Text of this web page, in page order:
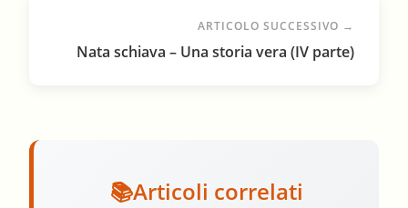
ARTICOLO SUCCESSIVO →
Nata schiava – Una storia vera (IV parte)
Articoli correlati